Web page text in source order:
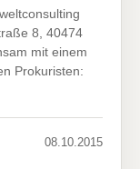
8, 40474
mit einem
Prokuristen:
08.10.2015